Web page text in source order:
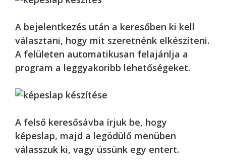
A bejelentkezés után a keresőben ki kell
választani, hogy mit szeretnénk elkészíteni.
A felületen automatikusan felajánlja a
program a leggyakoribb lehetőségeket.
A felső keresősávba írjuk be, hogy
képeslap, majd a legödülő menüben
válasszuk ki, vagy üssünk egy entert.